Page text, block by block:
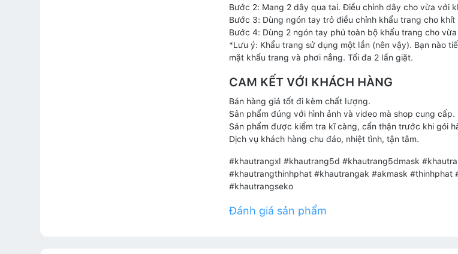
Bước 2: Mang 2 dây qua tai. Điều chỉnh dây cho vừa với
Bước 3: Dùng ngón tay trỏ điều chỉnh khẩu trang cho khít
Bước 4: Dùng 2 ngón tay phủ toàn bộ khẩu trang cho
*Lưu ý: Khẩu trang sử dụng một lần (nên vậy). Bạn nào
mặt khẩu trang và phơi nắng. Tối đa 2 lần giặt.
CAM KẾT VỚI KHÁCH HÀNG
Bán hàng giá tốt đi kèm chất lượng.
Sản phẩm đúng với hình ảnh và video mà shop cung cấp.
Sản phẩm được kiểm tra kĩ càng, cẩn thận trước khi gói
Dịch vụ khách hàng chu đáo, nhiệt tình, tận tâm.
#khautrangxl #khautrang5d #khautrang5dmask
#khautrangthinhphat #khautrangak #akmask
#khautrangseko
Đánh giá sản phẩm